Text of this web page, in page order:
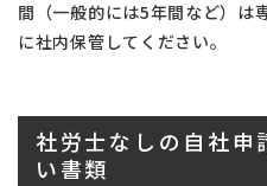
間（一般的には5年間など）は
に社内保管してください。
社労士なしの自社申
い書類